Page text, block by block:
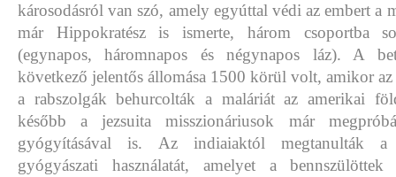
károsodásról van szó, amely egyúttal védi az embert a
már Hippokratész is ismerte, három csoportba
(egynapos, háromnapos és négynapos láz). A
következő jelentős állomása 1500 körül volt, amikor az
a rabszolgák behurcolták a maláriát az amerikai
később a jezsuita misszionáriusok már
gyógyításával is. Az indiaiaktól megtanulták a
gyógyászati használatát, amelyet a